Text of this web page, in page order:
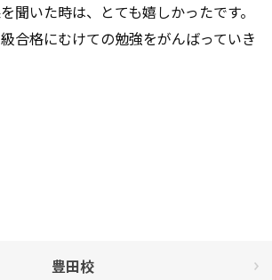
聞いた時は、とても嬉しかったです。
合格にむけての勉強をがんばっていき
豊田校